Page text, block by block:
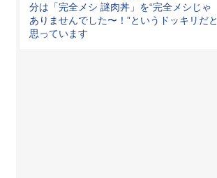
分は「完全メシ 謎肉丼」を“完全メシじゃ
ありませんでした〜！”というドッキリだと
思っています